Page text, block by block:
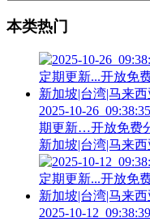
本类热门
2025-10-
期更新…开放免费
新加坡|台湾|马来
2025-10-